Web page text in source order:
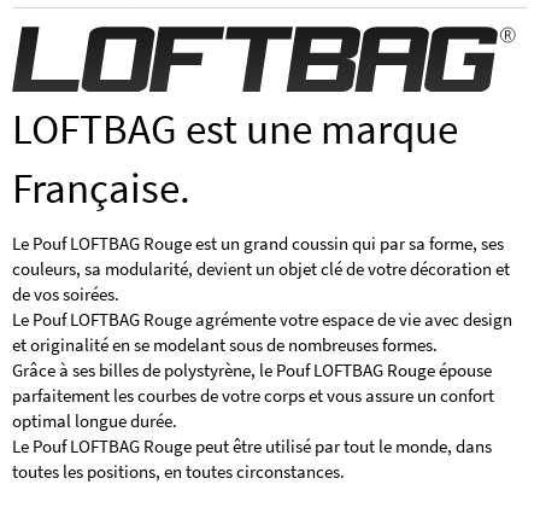
LOFTBAG est une marque
Française.
Le Pouf LOFTBAG Rouge est un grand coussin qui par sa forme, ses
couleurs, sa modularité, devient un objet clé de votre décoration et
de vos soirées.
Le Pouf LOFTBAG Rouge agrémente votre espace de vie avec design
et originalité en se modelant sous de nombreuses formes.
Grâce à ses billes de polystyrène, le Pouf LOFTBAG Rouge épouse
parfaitement les courbes de votre corps et vous assure un confort
optimal longue durée.
Le Pouf LOFTBAG Rouge peut être utilisé par tout le monde, dans
toutes les positions, en toutes circonstances.